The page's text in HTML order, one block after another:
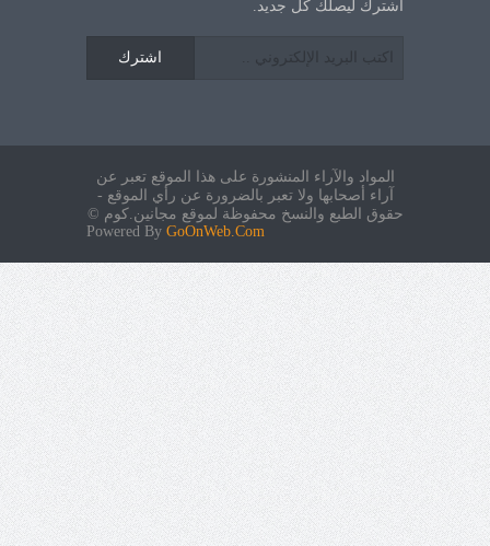
اشترك ليصلك كل جديد.
اشترك
المواد والآراء المنشورة على هذا الموقع تعبر عن
آراء أصحابها ولا تعبر بالضرورة عن رأي الموقع -
حقوق الطبع والنسخ محفوظة لموقع مجانين.كوم ©
Powered By GoOnWeb.Com